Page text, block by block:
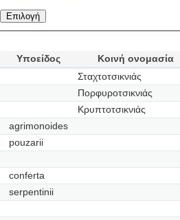
Υποείδος
Κοινή ονομασία
Σταχτοτσικνιάς
Πορφυροτσικνιάς
Κρυπτοτσικνιάς
agrimonoides
pouzarii
conferta
serpentinii